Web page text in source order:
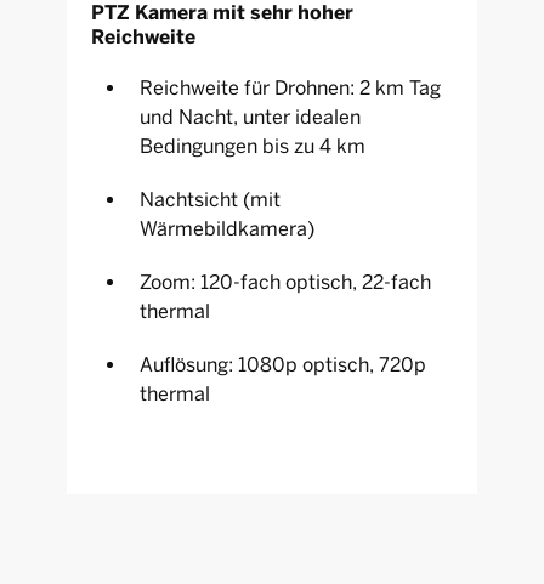
PTZ Kamera mit sehr hoher
Reichweite
Reichweite für Drohnen: 2 km Tag
und Nacht, unter idealen
Bedingungen bis zu 4 km
Nachtsicht (mit
Wärmebildkamera)
Zoom: 120-fach optisch, 22-fach
thermal
Auflösung: 1080p optisch, 720p
thermal